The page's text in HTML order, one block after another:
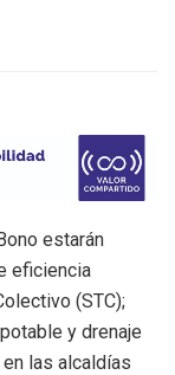
estarán
eficiencia
(STC);
y drenaje
las alcaldías